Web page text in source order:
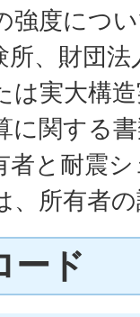
強度につ
所、財団
は実大構
に関する
者と耐震
、所有者
ード